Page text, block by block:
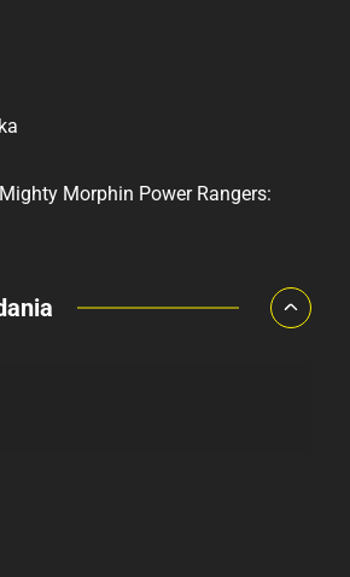
Morphin Power Rangers: